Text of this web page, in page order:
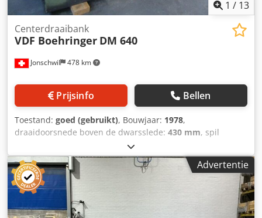
1 / 13
Jonschwil 478 km
Centerdraaibank
VDF Boehringer DM 640
Prijsinfo Bellen
Toestand: goed (gebruikt), Bouwjaar: 1978,
draaidoorsnede boven de dwarsslede: 430 mm, spil
, draaidoorsnede:
centerhoogte:320 mm, breedte in het midden:3.000 mm,
veerstreek:250 mm , totale lengte: 5.600 mm, totale
breedte:
1.300 mm 1.900 mm
draaidiameter boven de dwarsslede:
430 mm
, bedbreedte:
430 mm, Draaidiameter in de uitsparing: 850 mm
Advertentie